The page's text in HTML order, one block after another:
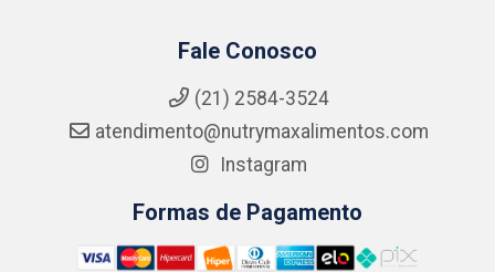
Fale Conosco
(21) 2584-3524
atendimento@nutrymaxalimentos.com
Instagram
Formas de Pagamento